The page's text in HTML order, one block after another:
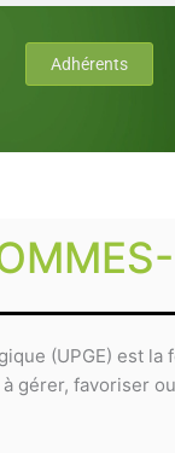
Adhérents
(UPGE) est
gérer, favoriser